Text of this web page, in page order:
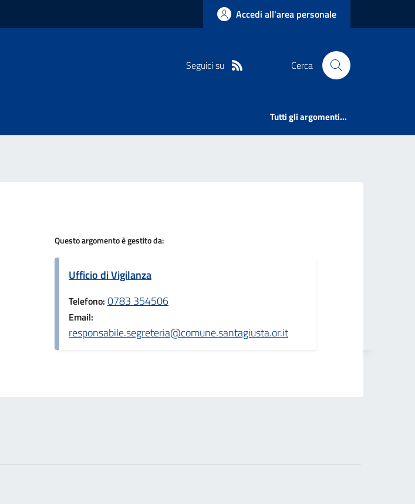
Accedi all'area personale
Seguici su Cerca
Tutti gli argomenti...
Questo argomento è gestito da:
Ufficio di Vigilanza
Telefono: 0783 354506
Email:
responsabile.segreteria@comune.santagiusta.or.it